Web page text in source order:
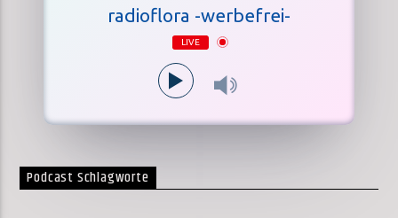
radioflora -werbefrei-
LIVE
Podcast Schlagworte